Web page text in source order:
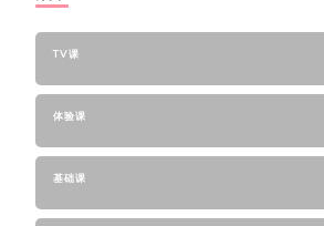
TV课
体验课
基础课